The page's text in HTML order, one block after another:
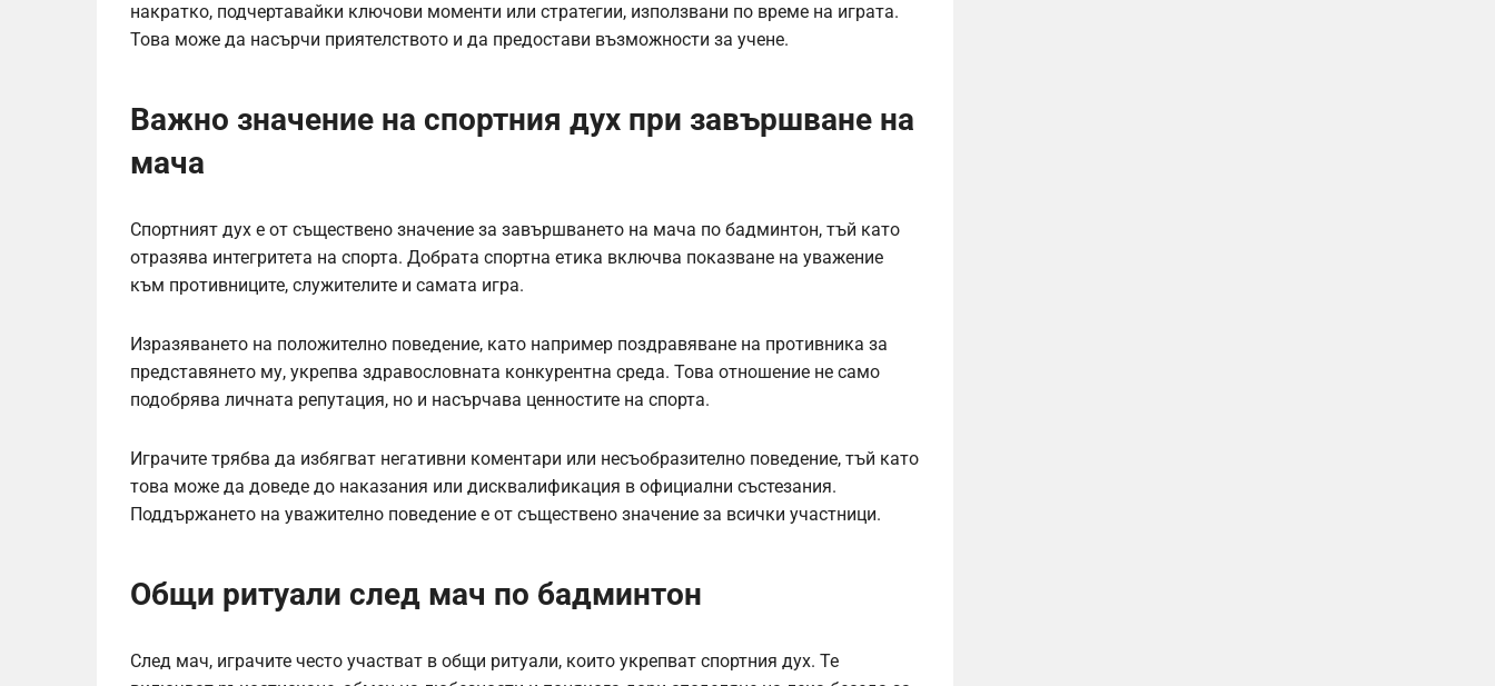
накратко, подчертавайки ключови моменти или стратегии, използвани по време на играта.
Това може да насърчи приятелството и да предостави възможности за учене.
Важно значение на спортния дух при завършване на
мача
Спортният дух е от съществено значение за завършването на мача по бадминтон, тъй като
отразява интегритета на спорта. Добрата спортна етика включва показване на уважение
към противниците, служителите и самата игра.
Изразяването на положително поведение, като например поздравяване на противника за
представянето му, укрепва здравословната конкурентна среда. Това отношение не само
подобрява личната репутация, но и насърчава ценностите на спорта.
Играчите трябва да избягват негативни коментари или несъобразително поведение, тъй като
това може да доведе до наказания или дисквалификация в официални състезания.
Поддържането на уважително поведение е от съществено значение за всички участници.
Общи ритуали след мач по бадминтон
След мач, играчите често участват в общи ритуали, които укрепват спортния дух. Те